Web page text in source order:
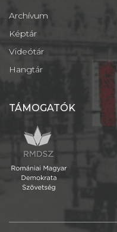
Archívum
Képtár
Videótár
Hangtár
TÁMOGATÓK